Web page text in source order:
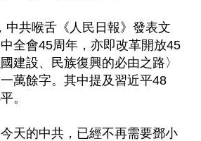
中共喉舌《人民日報》發表文
全會45周年，亦即改革開放45
建設、民族復興的必由之路〉
萬餘字。其中提及習近平48
。
天的中共，已經不再需要鄧小